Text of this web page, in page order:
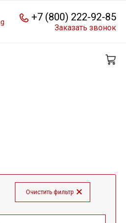
+7 (800) 222-92-85
Заказать звонок